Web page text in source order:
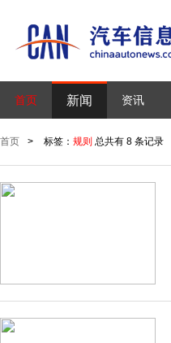
首页 新闻 资讯
首页 > 标签： 规则 总共有 8 条记录